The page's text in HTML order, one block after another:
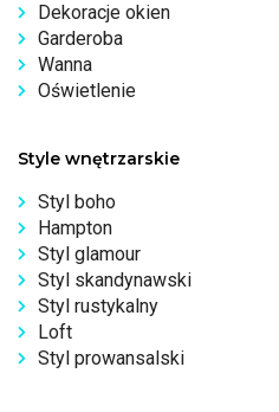
Dekoracje okien
Garderoba
Wanna
Oświetlenie
Style wnętrzarskie
Styl boho
Hampton
Styl glamour
Styl skandynawski
Styl rustykalny
Loft
Styl prowansalski